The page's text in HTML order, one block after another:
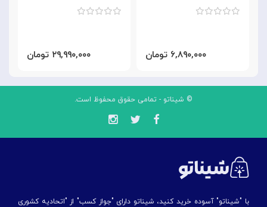
۲۹,۹۹۰,۰۰۰ تومان ۶,۸۹۰,۰۰۰ تومان
© شیناتو - تمامی حقوق محفوظ است.
با "شیناتو" آسوده خرید کنید، شیناتو دارای "جواز کسب" از "اتحادیه کشوری